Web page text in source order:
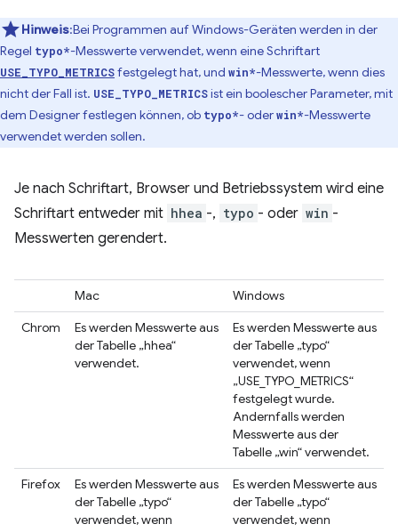
Hinweis:Bei Programmen auf Windows-Geräten werden in der
Regel typo*-Messwerte verwendet, wenn eine Schriftart
USE_TYPO_METRICSfestgelegt hat, und win*-Messwerte, wenn dies
nicht der Fall ist. USE_TYPO_METRICSist ein boolescher Parameter, mit
dem Designer festlegen können, ob typo*- oderwin*-Messwerte
verwendet werden sollen.
Je nach Schriftart, Browser und Betriebssystem wird eine
Schriftart entweder mit hhea -, typo - oder win -
Messwerten gerendert.
Mac
Windows
Chrom
Es werden Messwerte aus
der Tabelle „hhea“
verwendet.
Es werden Messwerte aus
der Tabelle „typo“
verwendet, wenn
„USE_TYPO_METRICS“
festgelegt wurde.
Andernfalls werden
Messwerte aus der
Tabelle „win“ verwendet.
Firefox
Es werden Messwerte aus
der Tabelle „typo“
verwendet, wenn
Es werden Messwerte aus
der Tabelle „typo“
verwendet, wenn